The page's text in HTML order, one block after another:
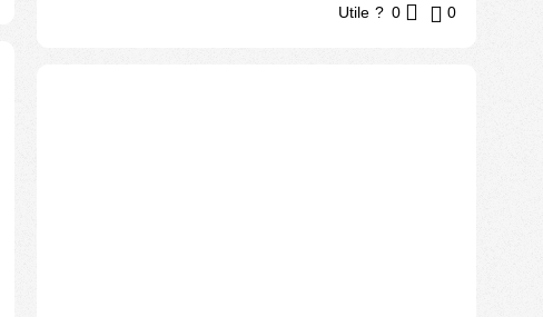
Utile ? 0 0